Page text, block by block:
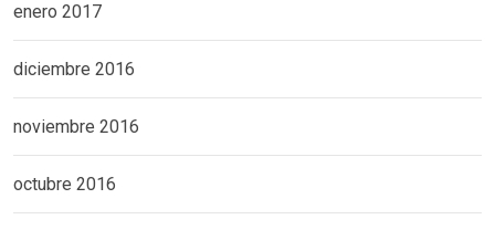
enero 2017
diciembre 2016
noviembre 2016
octubre 2016